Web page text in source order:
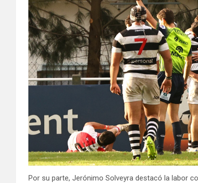
Por su parte, Jerónimo Solveyra destacó la labor